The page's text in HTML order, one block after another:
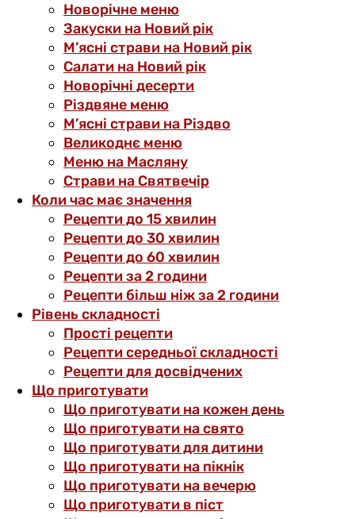
Новорічне меню
Закуски на Новий рік
М’ясні страви на Новий рік
Салати на Новий рік
Новорічні десерти
Різдвяне меню
М’ясні страви на Різдво
Великоднє меню
Меню на Масляну
Страви на Святвечір
Коли час має значення
Рецепти до 15 хвилин
Рецепти до 30 хвилин
Рецепти до 60 хвилин
Рецепти за 2 години
Рецепти більш ніж за 2 години
Рівень складності
Прості рецепти
Рецепти середньої складності
Рецепти для досвідчених
Що приготувати
Що приготувати на кожен день
Що приготувати на свято
Що приготувати для дитини
Що приготувати на пікнік
Що приготувати на вечерю
Що приготувати в піст